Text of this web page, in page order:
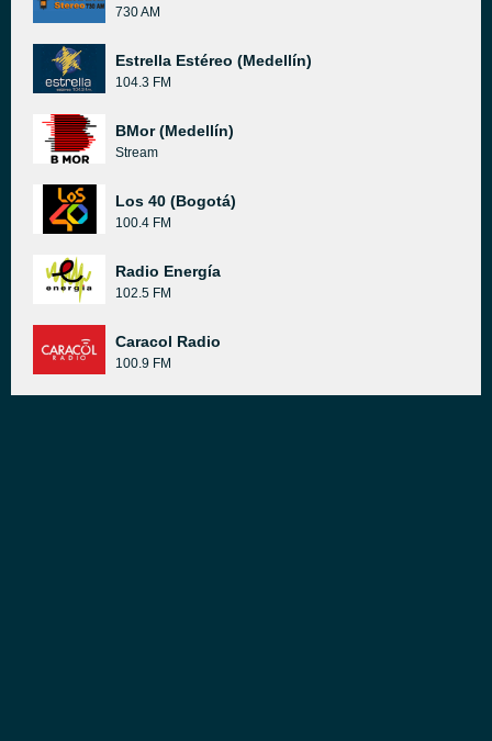
730 AM
Estrella Estéreo (Medellín)
104.3 FM
BMor (Medellín)
Stream
Los 40 (Bogotá)
100.4 FM
Radio Energía
102.5 FM
Caracol Radio
100.9 FM